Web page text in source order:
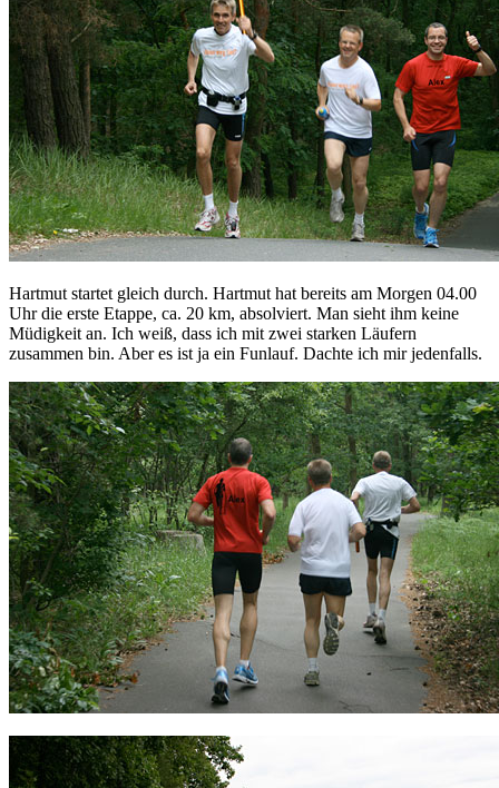
Hartmut startet gleich durch. Hartmut hat bereits am Morgen 04.00
Uhr die erste Etappe, ca. 20 km, absolviert. Man sieht ihm keine
Müdigkeit an. Ich weiß, dass ich mit zwei starken Läufern
zusammen bin. Aber es ist ja ein Funlauf. Dachte ich mir jedenfalls.